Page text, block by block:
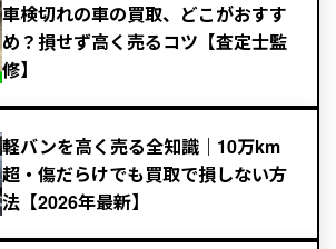
車検切れの車の買取、どこがおすす
め？損せず高く売るコツ【査定士監
修】
軽バンを高く売る全知識｜10万km
超・傷だらけでも買取で損しない方
法【2026年最新】